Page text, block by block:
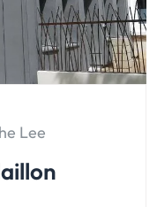
Lee